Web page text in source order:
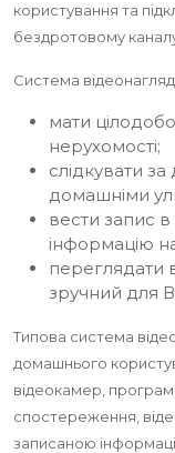
користування та
бездротовому
Система
мати
нерухомості;
слідкувати
домашніми
вести запис
інформацію
переглядати
зручний для
Типова система
домашнього
відеокамер,
спостереження,
записаною